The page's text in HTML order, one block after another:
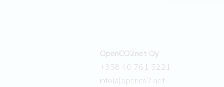
OpenCO2net Oy
+358 40 761 5221
info(a)openco2.net